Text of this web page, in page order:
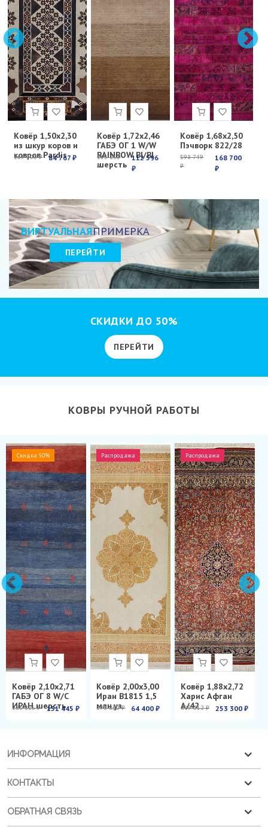
Ковёр 1,50х2,30
из шкур коров и
ковров Pardis
269 100 ₽ 84 767 ₽
Ковёр 1,72х2,46
ГАБЭ ОГ 1 W/W
RAINBOW BI/BI
шерсть
213 251
₽
112 596
₽
Ковёр 1,68х2,50
Пэчворк 822/28
598 749
₽
168 700
₽
ВИРТУАЛЬНАЯПРИМЕРКА
ПЕРЕЙТИ
СКИДКИ ДО 50%
ПЕРЕЙТИ
КОВРЫ РУЧНОЙ РАБОТЫ
Скидка 50%
Ковёр 2,10х2,71
ГАБЭ ОГ 8 W/C
ИРАН шерсть
286 826 ₽ 151 445 ₽
Распродажа
Ковёр 2,00х3,00
Иран B1815 1,5
млн.уз.
278 850 ₽ 64 400 ₽
Распродажа
Ковёр 1,88х2,72
Харис Афган
А/42
899 012 ₽ 253 300 ₽
ИНФОРМАЦИЯ
КОНТАКТЫ
ОБРАТНАЯ СВЯЗЬ